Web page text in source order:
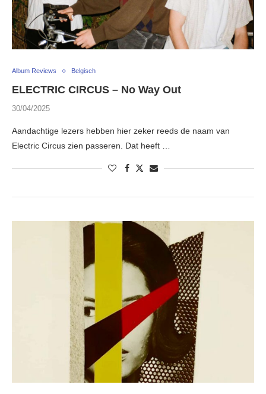
Album Reviews Belgisch
ELECTRIC CIRCUS – No Way Out
30/04/2025
Aandachtige lezers hebben hier zeker reeds de naam van
Electric Circus zien passeren. Dat heeft …